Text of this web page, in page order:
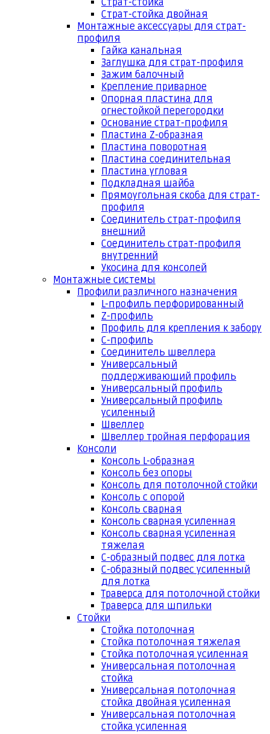
Страт-стойка
Страт-стойка двойная
Монтажные аксессуары для страт-
профиля
Гайка канальная
Заглушка для страт-профиля
Зажим балочный
Крепление приварное
Опорная пластина для
огнестойкой перегородки
Основание страт-профиля
Пластина Z-образная
Пластина поворотная
Пластина соединительная
Пластина угловая
Подкладная шайба
Прямоугольная скоба для страт-
профиля
Соединитель страт-профиля
внешний
Соединитель страт-профиля
внутренний
Укосина для консолей
Монтажные системы
Профили различного назначения
L-профиль перфорированный
Z-профиль
Профиль для крепления к забору
С-профиль
Соединитель швеллера
Универсальный
поддерживающий профиль
Универсальный профиль
Универсальный профиль
усиленный
Швеллер
Швеллер тройная перфорация
Консоли
Консоль L-образная
Консоль без опоры
Консоль для потолочной стойки
Консоль с опорой
Консоль сварная
Консоль сварная усиленная
Консоль сварная усиленная
тяжелая
С-образный подвес для лотка
С-образный подвес усиленный
для лотка
Траверса для потолочной стойки
Траверса для шпильки
Стойки
Стойка потолочная
Стойка потолочная тяжелая
Стойка потолочная усиленная
Универсальная потолочная
стойка
Универсальная потолочная
стойка двойная усиленная
Универсальная потолочная
стойка усиленная